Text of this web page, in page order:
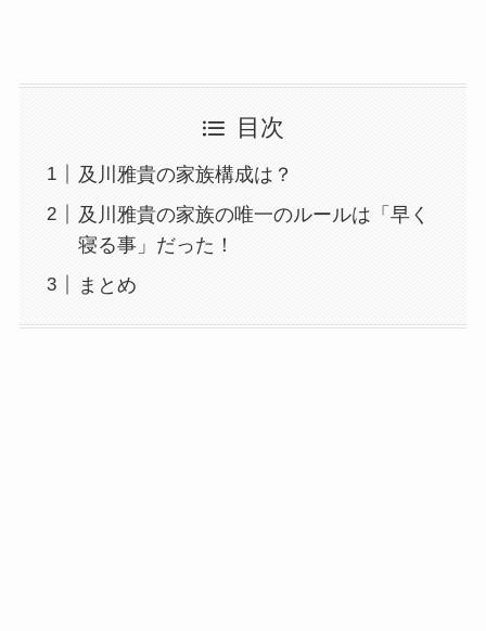
目次
及川雅貴の家族構成は？
及川雅貴の家族の唯一のルールは「早く
寝る事」だった！
まとめ